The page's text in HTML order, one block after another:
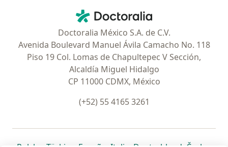
Doctoralia - Página de inicio
Doctoralia México S.A. de C.V.
Avenida Boulevard Manuel Ávila Camacho No. 118
Piso 19 Col. Lomas de Chapultepec V Sección,
Alcaldía Miguel Hidalgo
CP 11000 CDMX, México
(+52) 55 4165 3261